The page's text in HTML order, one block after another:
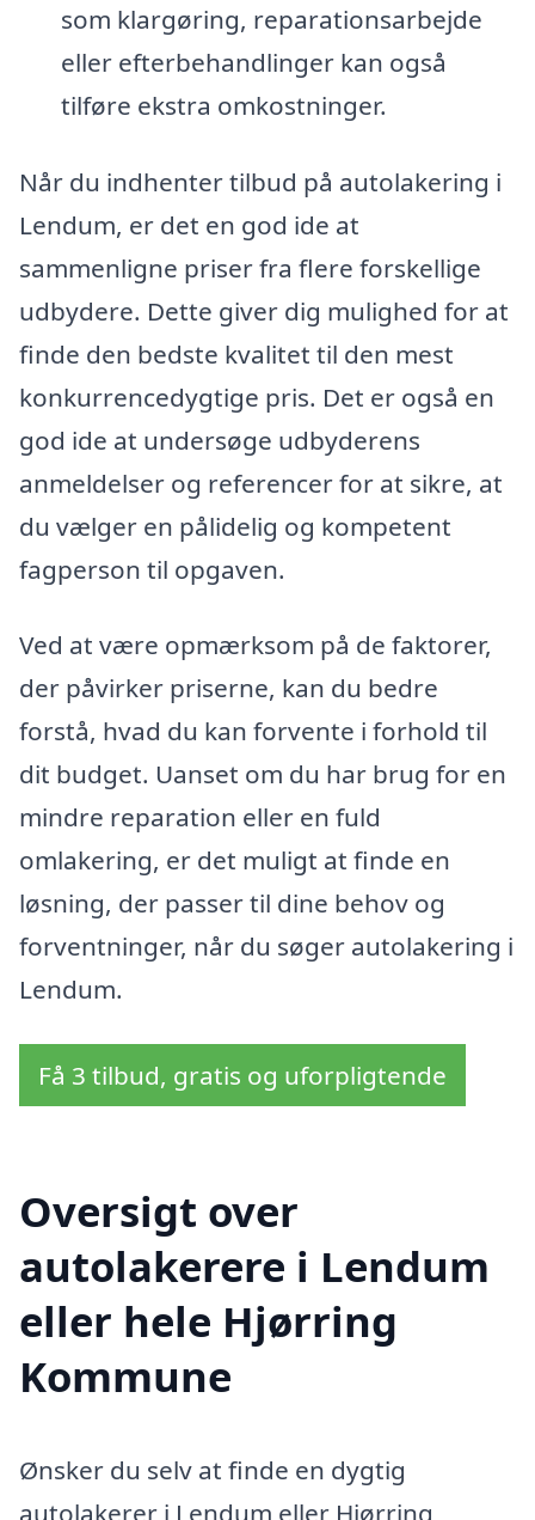
som klargøring, reparationsarbejde
eller efterbehandlinger kan også
tilføre ekstra omkostninger.
Når du indhenter tilbud på autolakering i
Lendum, er det en god ide at
sammenligne priser fra flere forskellige
udbydere. Dette giver dig mulighed for at
finde den bedste kvalitet til den mest
konkurrencedygtige pris. Det er også en
god ide at undersøge udbyderens
anmeldelser og referencer for at sikre, at
du vælger en pålidelig og kompetent
fagperson til opgaven.
Ved at være opmærksom på de faktorer,
der påvirker priserne, kan du bedre
forstå, hvad du kan forvente i forhold til
dit budget. Uanset om du har brug for en
mindre reparation eller en fuld
omlakering, er det muligt at finde en
løsning, der passer til dine behov og
forventninger, når du søger autolakering i
Lendum.
Få 3 tilbud, gratis og uforpligtende
Oversigt over
autolakerere i Lendum
eller hele Hjørring
Kommune
Ønsker du selv at finde en dygtig
autolakerer i Lendum eller Hjørring